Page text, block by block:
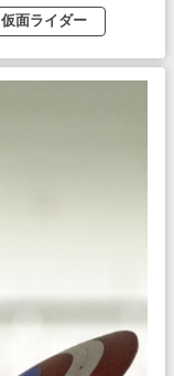
仮面ライダー